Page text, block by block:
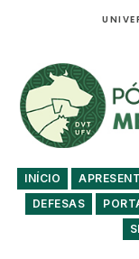
INÍCIO
DEFESAS